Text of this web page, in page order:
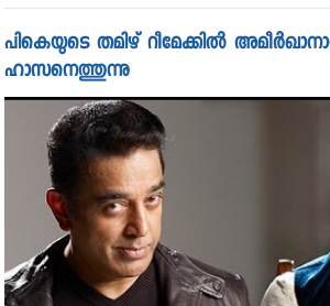
പികെയുടെ തമിഴ് റീമേക്കിൽ
ഹാസനെത്തുന്നു